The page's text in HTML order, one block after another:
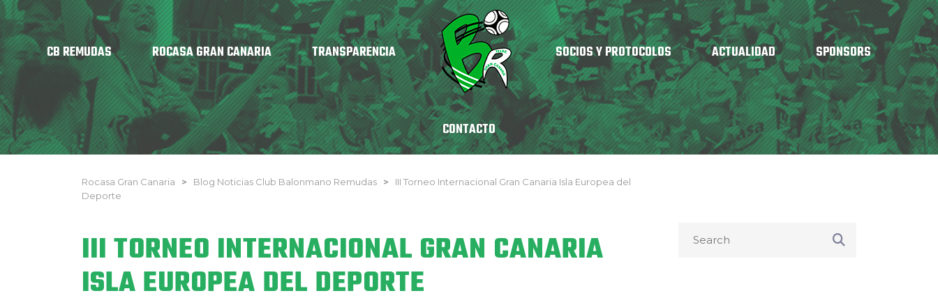
CB REMUDAS ROCASA GRAN CANARIA TRANSPARENCIA SOCIOS Y PROTOCOLOS ACTUALIDAD SPONSORS
CONTACTO
Rocasa Gran Canaria > Blog Noticias Club Balonmano Remudas >
III Torneo Internacional Gran Canaria Isla Europea del
Deporte
III TORNEO INTERNACIONAL GRAN CANARIA
ISLA EUROPEA DEL DEPORTE